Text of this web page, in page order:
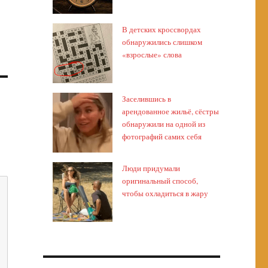
В детских кроссвордах
обнаружились слишком
«взрослые» слова
Заселившись в
арендованное жильё, сёстры
обнаружили на одной из
фотографий самих себя
Люди придумали
оригинальный способ,
чтобы охладиться в жару